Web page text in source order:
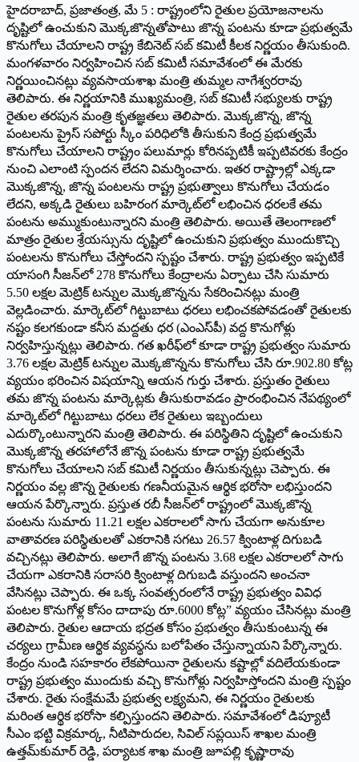
హైదరాబాద్, ప్రజాతంత్ర, మే 5 : రాష్ట్రంలోని రైతుల ప్రయోజనాలను
దృష్టిలో ఉంచుకుని మొక్కజొన్నతోపాటు జొన్న పంటను కూడా ప్రభుత్వమే
కొనుగోలు చేయాలని రాష్ట్ర కేబినెట్ సబ్ కమిటీ కీలక నిర్ణయం తీసుకుంది.
మంగళవారం నిర్వహించిన సబ్ కమిటీ సమావేశంలో ఈ మేరకు
నిర్ణ‌యించిన‌ట్లు వ్యవసాయశాఖ మంత్రి తుమ్మల నాగేశ్వరరావు
తెలిపారు. ఈ నిర్ణయానికి ముఖ్యమంత్రి, సబ్ కమిటీ సభ్యులకు రాష్ట్ర
రైతుల తరపున మంత్రి కృతజ్ఞతలు తెలిపారు. మొక్కజొన్న, జొన్న
పంటలను ప్రైస్ సపోర్టు స్కీం పరిధిలోకి తీసుకుని కేంద్ర ప్రభుత్వమే
కొనుగోలు చేయాలని రాష్ట్రం పలుమార్లు కోరినప్పటికీ ఇప్పటివరకు కేంద్రం
నుంచి ఎలాంటి స్పందన లేదని విమర్శించారు. ఇతర రాష్ట్రాల్లో ఎక్కడా
మొక్కజొన్న, జొన్న పంటలను రాష్ట్ర ప్రభుత్వాలు కొనుగోలు చేయడం
లేదని, అక్కడి రైతులు బహిరంగ మార్కెట్‌లో లభించిన ధరలకే తమ
పంటను అమ్ముకుంటున్నారని మంత్రి తెలిపారు. అయితే తెలంగాణలో
మాత్రం రైతుల శ్రేయస్సును దృష్టిలో ఉంచుకుని ప్రభుత్వం ముందుకొచ్చి
పంటలను కొనుగోలు చేస్తోందని స్పష్టం చేశారు. రాష్ట్ర ప్రభుత్వం ఇప్పటికే
యాసంగి సీజన్‌లో 278 కొనుగోలు కేంద్రాలను ఏర్పాటు చేసి సుమారు
5.50 లక్షల మెట్రిక్ టన్నుల మొక్కజొన్నను సేకరించినట్లు మంత్రి
వెల్లడించారు. మార్కెట్‌లో గిట్టుబాటు ధరలు లభించకపోవడంతో రైతులకు
నష్టం కలగకుండా కనీస మద్దతు ధర (ఎంఎస్‌పీ) వద్ద కొనుగోళ్లు
నిర్వహిస్తున్నట్లు తెలిపారు. గత ఖరీఫ్‌లో కూడా రాష్ట్ర ప్రభుత్వం సుమారు
3.76 లక్షల మెట్రిక్ టన్నుల మొక్కజొన్నను కొనుగోలు చేసి రూ.902.80 కోట్ల
వ్యయం భరించిన విషయాన్ని ఆయన గుర్తు చేశారు. ప్రస్తుతం రైతులు
తమ జొన్న పంటను మార్కెట్లకు తీసుకురావడం ప్రారంభించిన నేపథ్యంలో
మార్కెట్‌లో గిట్టుబాటు ధరలు లేక రైతులు ఇబ్బందులు
ఎదుర్కొంటున్నారని మంత్రి తెలిపారు. ఈ పరిస్థితిని దృష్టిలో ఉంచుకుని
మొక్కజొన్న తరహాలోనే జొన్న పంటను కూడా రాష్ట్ర ప్రభుత్వమే
కొనుగోలు చేయాలని సబ్ కమిటీ నిర్ణయం తీసుకున్నట్లు చెప్పారు. ఈ
నిర్ణయం వల్ల జొన్న రైతులకు గణనీయమైన ఆర్థిక భరోసా లభిస్తుందని
ఆయన పేర్కొన్నారు. ప్రస్తుత రబీ సీజన్‌లో రాష్ట్రంలో మొక్కజొన్న
పంటను సుమారు 11.21 లక్షల ఎకరాలలో సాగు చేయగా అనుకూల
వాతావరణ పరిస్థితులతో ఎకరానికి సగటు 26.57 క్వింటాళ్ల దిగుబడి
వచ్చినట్లు తెలిపారు. అలాగే జొన్న పంటను 3.68 లక్షల ఎకరాలలో సాగు
చేయగా ఎకరానికి సరాసరి క్వింటాళ్ల దిగుబడి వస్తుందని అంచనా
వేసినట్లు చెప్పారు. ఈ ఒక్క సంవత్సరంలోనే రాష్ట్ర ప్రభుత్వం వివిధ
పంటల కొనుగోళ్ల కోసం దాదాపు రూ.6000 కోట్ల” వ్యయం చేసినట్లు మంత్రి
తెలిపారు. రైతుల ఆదాయ భద్రత కోసం ప్రభుత్వం తీసుకుంటున్న ఈ
చర్యలు గ్రామీణ ఆర్థిక వ్యవస్థను బలోపేతం చేస్తున్నాయని పేర్కొన్నారు.
కేంద్రం నుండి సహకారం లేకపోయినా రైతులను కష్టాల్లో వదిలేయకుండా
రాష్ట్ర ప్రభుత్వం ముందుకు వచ్చి కొనుగోళ్లు నిర్వహిస్తోందని మంత్రి స్పష్టం
చేశారు. రైతు సంక్షేమమే ప్రభుత్వ లక్ష్యమని, ఈ నిర్ణయం రైతులకు
మరింత ఆర్థిక భరోసా కల్పిస్తుందని తెలిపారు. స‌మావేశంలో డిప్యూటీ
సీఎం భ‌ట్టి విక్ర‌మార్క‌, నీటిపారుద‌ల‌, సివిల్ స‌ప్ల‌యిస్ శాఖ‌ల మంత్రి
ఉత్త‌మ్‌కుమార్ రెడ్డి, ప‌ర్యాట‌క శాఖ మంత్రి జూప‌ల్లి కృష్ణారావు